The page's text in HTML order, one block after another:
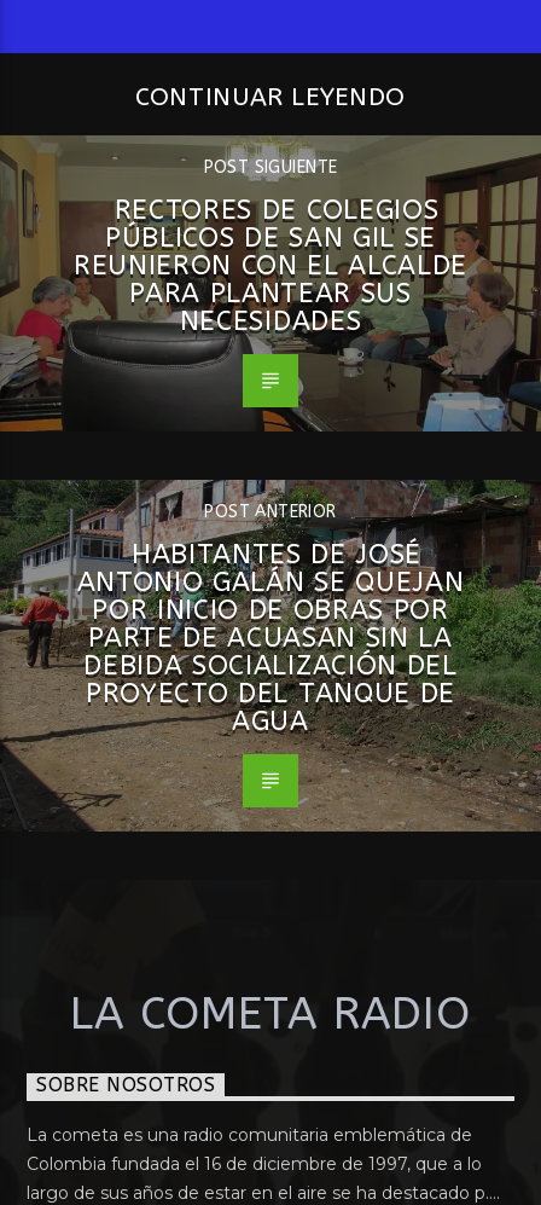
CONTINUAR LEYENDO
POST SIGUIENTE
RECTORES DE COLEGIOS
PÚBLICOS DE SAN GIL SE
REUNIERON CON EL ALCALDE
PARA PLANTEAR SUS
NECESIDADES
POST ANTERIOR
HABITANTES DE JOSÉ
ANTONIO GALÁN SE QUEJAN
POR INICIO DE OBRAS POR
PARTE DE ACUASAN SIN LA
DEBIDA SOCIALIZACIÓN DEL
PROYECTO DEL TANQUE DE
AGUA
LA COMETA RADIO
SOBRE NOSOTROS
La cometa es una radio comunitaria emblemática de
Colombia fundada el 16 de diciembre de 1997, que a lo
largo de sus años de estar en el aire se ha destacado p....